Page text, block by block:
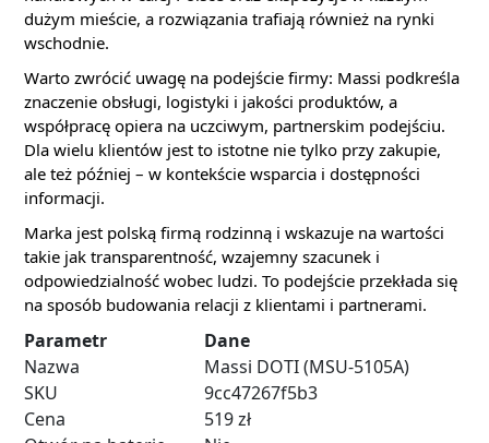
dużym mieście, a rozwiązania trafiają również na rynki
wschodnie.
Warto zwrócić uwagę na podejście firmy: Massi podkreśla
znaczenie obsługi, logistyki i jakości produktów, a
współpracę opiera na uczciwym, partnerskim podejściu.
Dla wielu klientów jest to istotne nie tylko przy zakupie,
ale też później – w kontekście wsparcia i dostępności
informacji.
Marka jest polską firmą rodzinną i wskazuje na wartości
takie jak transparentność, wzajemny szacunek i
odpowiedzialność wobec ludzi. To podejście przekłada się
na sposób budowania relacji z klientami i partnerami.
Parametr
Dane
Nazwa
Massi DOTI (MSU-5105A)
SKU
9cc47267f5b3
Cena
519 zł